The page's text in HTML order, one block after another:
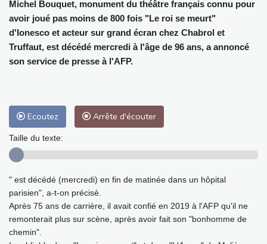
Michel Bouquet, monument du théâtre français connu pour
avoir joué pas moins de 800 fois "Le roi se meurt"
d'Ionesco et acteur sur grand écran chez Chabrol et
Truffaut, est décédé mercredi à l'âge de 96 ans, a annoncé
son service de presse à l'AFP.
Ecoutez Arrête d'écouter
Taille du texte:
" est décédé (mercredi) en fin de matinée dans un hôpital
parisien", a-t-on précisé.
Après 75 ans de carrière, il avait confié en 2019 à l'AFP qu'il ne
remonterait plus sur scène, après avoir fait son "bonhomme de
chemin".